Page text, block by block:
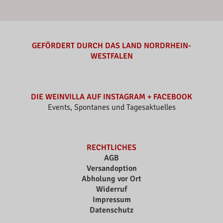
GEFÖRDERT DURCH DAS LAND NORDRHEIN-
WESTFALEN
DIE WEINVILLA AUF INSTAGRAM + FACEBOOK
Events, Spontanes und Tagesaktuelles
RECHTLICHES
AGB
Versandoption
Abholung vor Ort
Widerruf
Impressum
Datenschutz